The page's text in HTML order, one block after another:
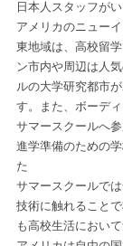
日本人スタッフが
アメリカのニュー
東地域は、高校留
ン市内や周辺は人
ルの大学研究都市
す。また、ボーデ
サマースクールへ
進学準備のための
た
サマースクールで
技術に触れること
も高校生活におい